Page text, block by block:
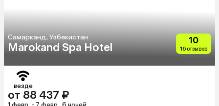
Самарканд, Узбекистан
Marokand Spa Hotel
10
16 отзывов
везде
от 88 437 ₽